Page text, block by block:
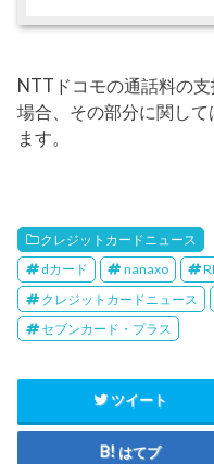
NTTドコモの通話料の
場合、その部分に関し
ます。
クレジットカードニュース
dカード
nanaxo
クレジットカードニュース
セブンカード・プラス
ツイート
はてブ